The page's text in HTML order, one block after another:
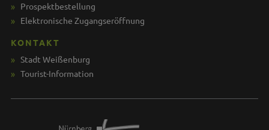
Prospektbestellung
Elektronische Zugangseröffnung
KONTAKT
Stadt Weißenburg
Tourist-Information